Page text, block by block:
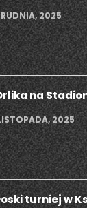
2025
na
2025
turniej w